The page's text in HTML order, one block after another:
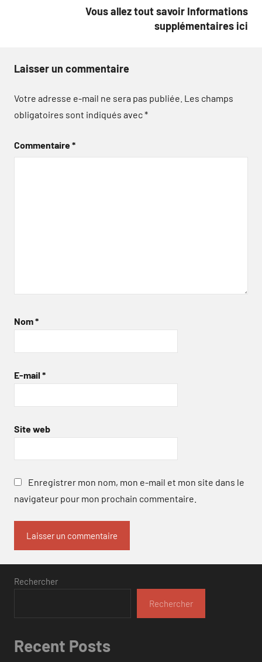
Vous allez tout savoir Informations
supplémentaires ici
Laisser un commentaire
Votre adresse e-mail ne sera pas publiée. Les champs
obligatoires sont indiqués avec*
Commentaire*
Nom*
E-mail *
Site web
Enregistrer mon nom, mon e-mail et mon site dans le
navigateur pour mon prochain commentaire.
Rechercher
Rechercher
Recent Posts